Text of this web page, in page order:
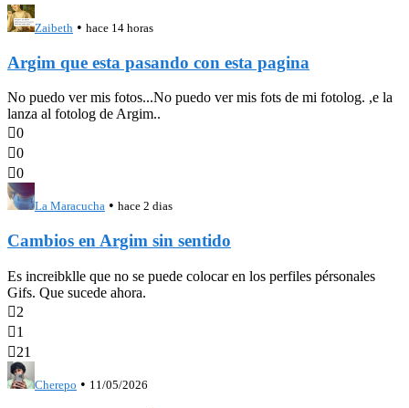
Zaibeth • hace 14 horas
Argim que esta pasando con esta pagina
No puedo ver mis fotos...No puedo ver mis fots de mi fotolog. ,e la
lanza al fotolog de Argim..
0
0
0
La Maracucha • hace 2 dias
Cambios en Argim sin sentido
Es increibklle que no se puede colocar en los perfiles pérsonales
Gifs. Que sucede ahora.
2
1
21
Cherepo • 11/05/2026